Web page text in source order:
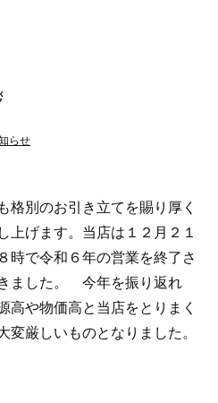
らせ
格別のお引き立てを賜り厚く
上げます。当店は１２月２１
時で令和６年の営業を終了さ
ました。
今年を振り返れ
高や物価高と当店をとりまく
変厳しいものとなりました。